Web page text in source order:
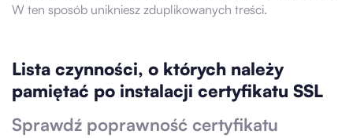
W ten sposób unikniesz zduplikowanych treści.
Lista czynności, o których należy
pamiętać po instalacji certyfikatu SSL
Sprawdź poprawność certyfikatu